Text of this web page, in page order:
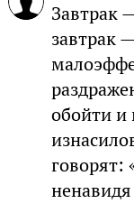
Завтрак
завтрак
обойти и
говорят: